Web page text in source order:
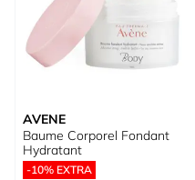
AVENE
Baume Corporel Fondant
Hydratant
-10% EXTRA